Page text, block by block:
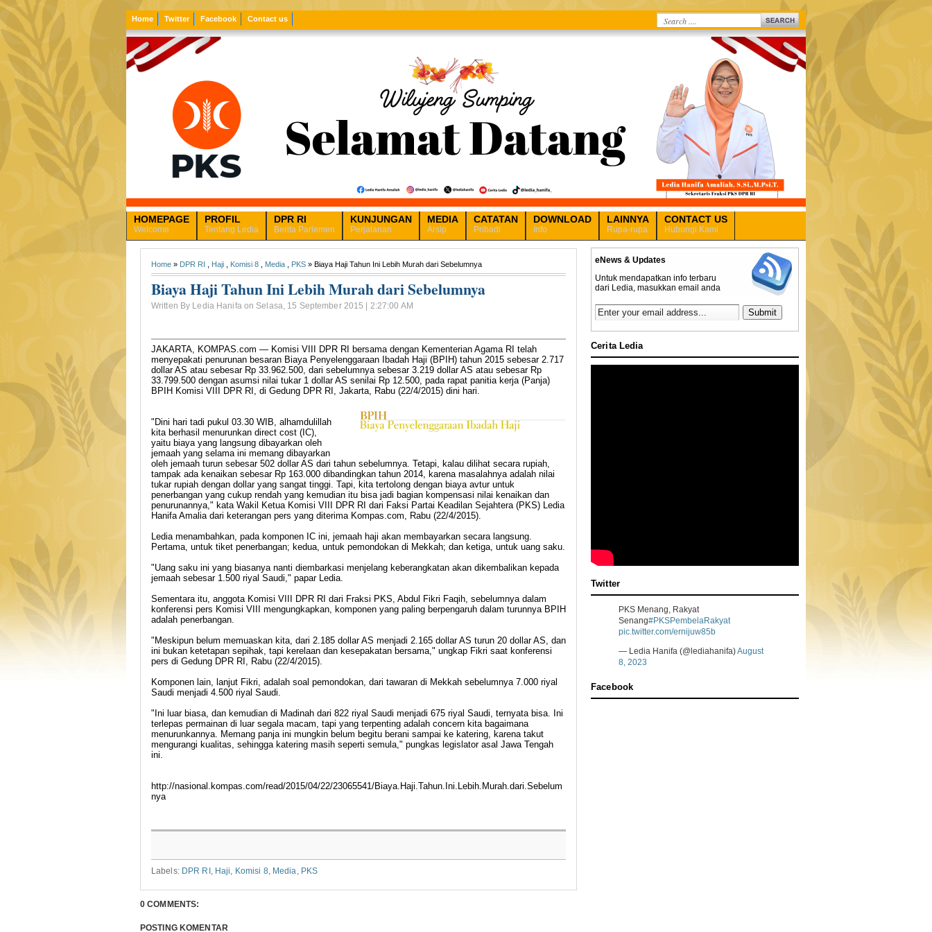
Home Twitter Facebook Contact us
HOMEPAGE
Welcome
PROFIL
Tentang Ledia
DPR RI
Berita Parlemen
KUNJUNGAN
Perjalanan
MEDIA
Arsip
CATATAN
Pribadi
DOWNLOAD
Info
LAINNYA
Rupa-rupa
CONTACT US
Hubungi Kami
Home » DPR RI Haji Komisi 8 Media PKS » Biaya Haji Tahun Ini Lebih Murah dari Sebelumnya
Biaya Haji Tahun Ini Lebih Murah dari Sebelumnya
Written By Ledia Hanifa on Selasa, 15 September 2015 | 2:27:00 AM
JAKARTA, KOMPAS.com — Komisi VIII DPR RI bersama dengan Kementerian Agama RI telah
menyepakati penurunan besaran Biaya Penyelenggaraan Ibadah Haji (BPIH) tahun 2015 sebesar 2.717
dollar AS atau sebesar Rp 33.962.500, dari sebelumnya sebesar 3.219 dollar AS atau sebesar Rp
33.799.500 dengan asumsi nilai tukar 1 dollar AS senilai Rp 12.500, pada rapat panitia kerja (Panja)
BPIH Komisi VIII DPR RI, di Gedung DPR RI, Jakarta, Rabu (22/4/2015) dini hari.
"Dini hari tadi pukul 03.30 WIB, alhamdulillah
kita berhasil menurunkan direct cost (IC),
yaitu biaya yang langsung dibayarkan oleh
jemaah yang selama ini memang dibayarkan
oleh jemaah turun sebesar 502 dollar AS dari tahun sebelumnya. Tetapi, kalau dilihat secara rupiah,
tampak ada kenaikan sebesar Rp 163.000 dibandingkan tahun 2014, karena masalahnya adalah nilai
tukar rupiah dengan dollar yang sangat tinggi. Tapi, kita tertolong dengan biaya avtur untuk
penerbangan yang cukup rendah yang kemudian itu bisa jadi bagian kompensasi nilai kenaikan dan
penurunannya," kata Wakil Ketua Komisi VIII DPR RI dari Faksi Partai Keadilan Sejahtera (PKS) Ledia
Hanifa Amalia dari keterangan pers yang diterima Kompas.com, Rabu (22/4/2015).
Ledia menambahkan, pada komponen IC ini, jemaah haji akan membayarkan secara langsung.
Pertama, untuk tiket penerbangan; kedua, untuk pemondokan di Mekkah; dan ketiga, untuk uang saku.
"Uang saku ini yang biasanya nanti diembarkasi menjelang keberangkatan akan dikembalikan kepada
jemaah sebesar 1.500 riyal Saudi," papar Ledia.
Sementara itu, anggota Komisi VIII DPR RI dari Fraksi PKS, Abdul Fikri Faqih, sebelumnya dalam
konferensi pers Komisi VIII mengungkapkan, komponen yang paling berpengaruh dalam turunnya BPIH
adalah penerbangan.
"Meskipun belum memuaskan kita, dari 2.185 dollar AS menjadi 2.165 dollar AS turun 20 dollar AS, dan
ini bukan ketetapan sepihak, tapi kerelaan dan kesepakatan bersama," ungkap Fikri saat konferensi
pers di Gedung DPR RI, Rabu (22/4/2015).
Komponen lain, lanjut Fikri, adalah soal pemondokan, dari tawaran di Mekkah sebelumnya 7.000 riyal
Saudi menjadi 4.500 riyal Saudi.
"Ini luar biasa, dan kemudian di Madinah dari 822 riyal Saudi menjadi 675 riyal Saudi, ternyata bisa. Ini
terlepas permainan di luar segala macam, tapi yang terpenting adalah concern kita bagaimana
menurunkannya. Memang panja ini mungkin belum begitu berani sampai ke katering, karena takut
mengurangi kualitas, sehingga katering masih seperti semula," pungkas legislator asal Jawa Tengah
ini.
http://nasional.kompas.com/read/2015/04/22/23065541/Biaya.Haji.Tahun.Ini.Lebih.Murah.dari.Sebelum
nya
Labels: DPR RI, Haji, Komisi 8, Media, PKS
0 COMMENTS:
POSTING KOMENTAR
eNews & Updates
Untuk mendapatkan info terbaru
dari Ledia, masukkan email anda
Cerita Ledia
Twitter
PKS Menang, Rakyat
Senang#PKSPembelaRakyat
pic.twitter.com/ernijuw85b
— Ledia Hanifa (@lediahanifa)August
8, 2023
Facebook